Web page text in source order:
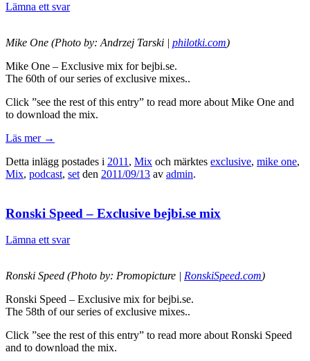
Lämna ett svar
Mike One (Photo by: Andrzej Tarski | philotki.com)
Mike One – Exclusive mix for bejbi.se.
The 60th of our series of exclusive mixes..
Click ”see the rest of this entry” to read more about Mike One and
to download the mix.
Läs mer →
Detta inlägg postades i 2011 , Mix och märktes exclusive, mike one,
Mix, podcast, set den 2011/09/13 av admin.
Ronski Speed – Exclusive bejbi.se mix
Lämna ett svar
Ronski Speed (Photo by: Promopicture | RonskiSpeed.com)
Ronski Speed – Exclusive mix for bejbi.se.
The 58th of our series of exclusive mixes..
Click ”see the rest of this entry” to read more about Ronski Speed
and to download the mix.